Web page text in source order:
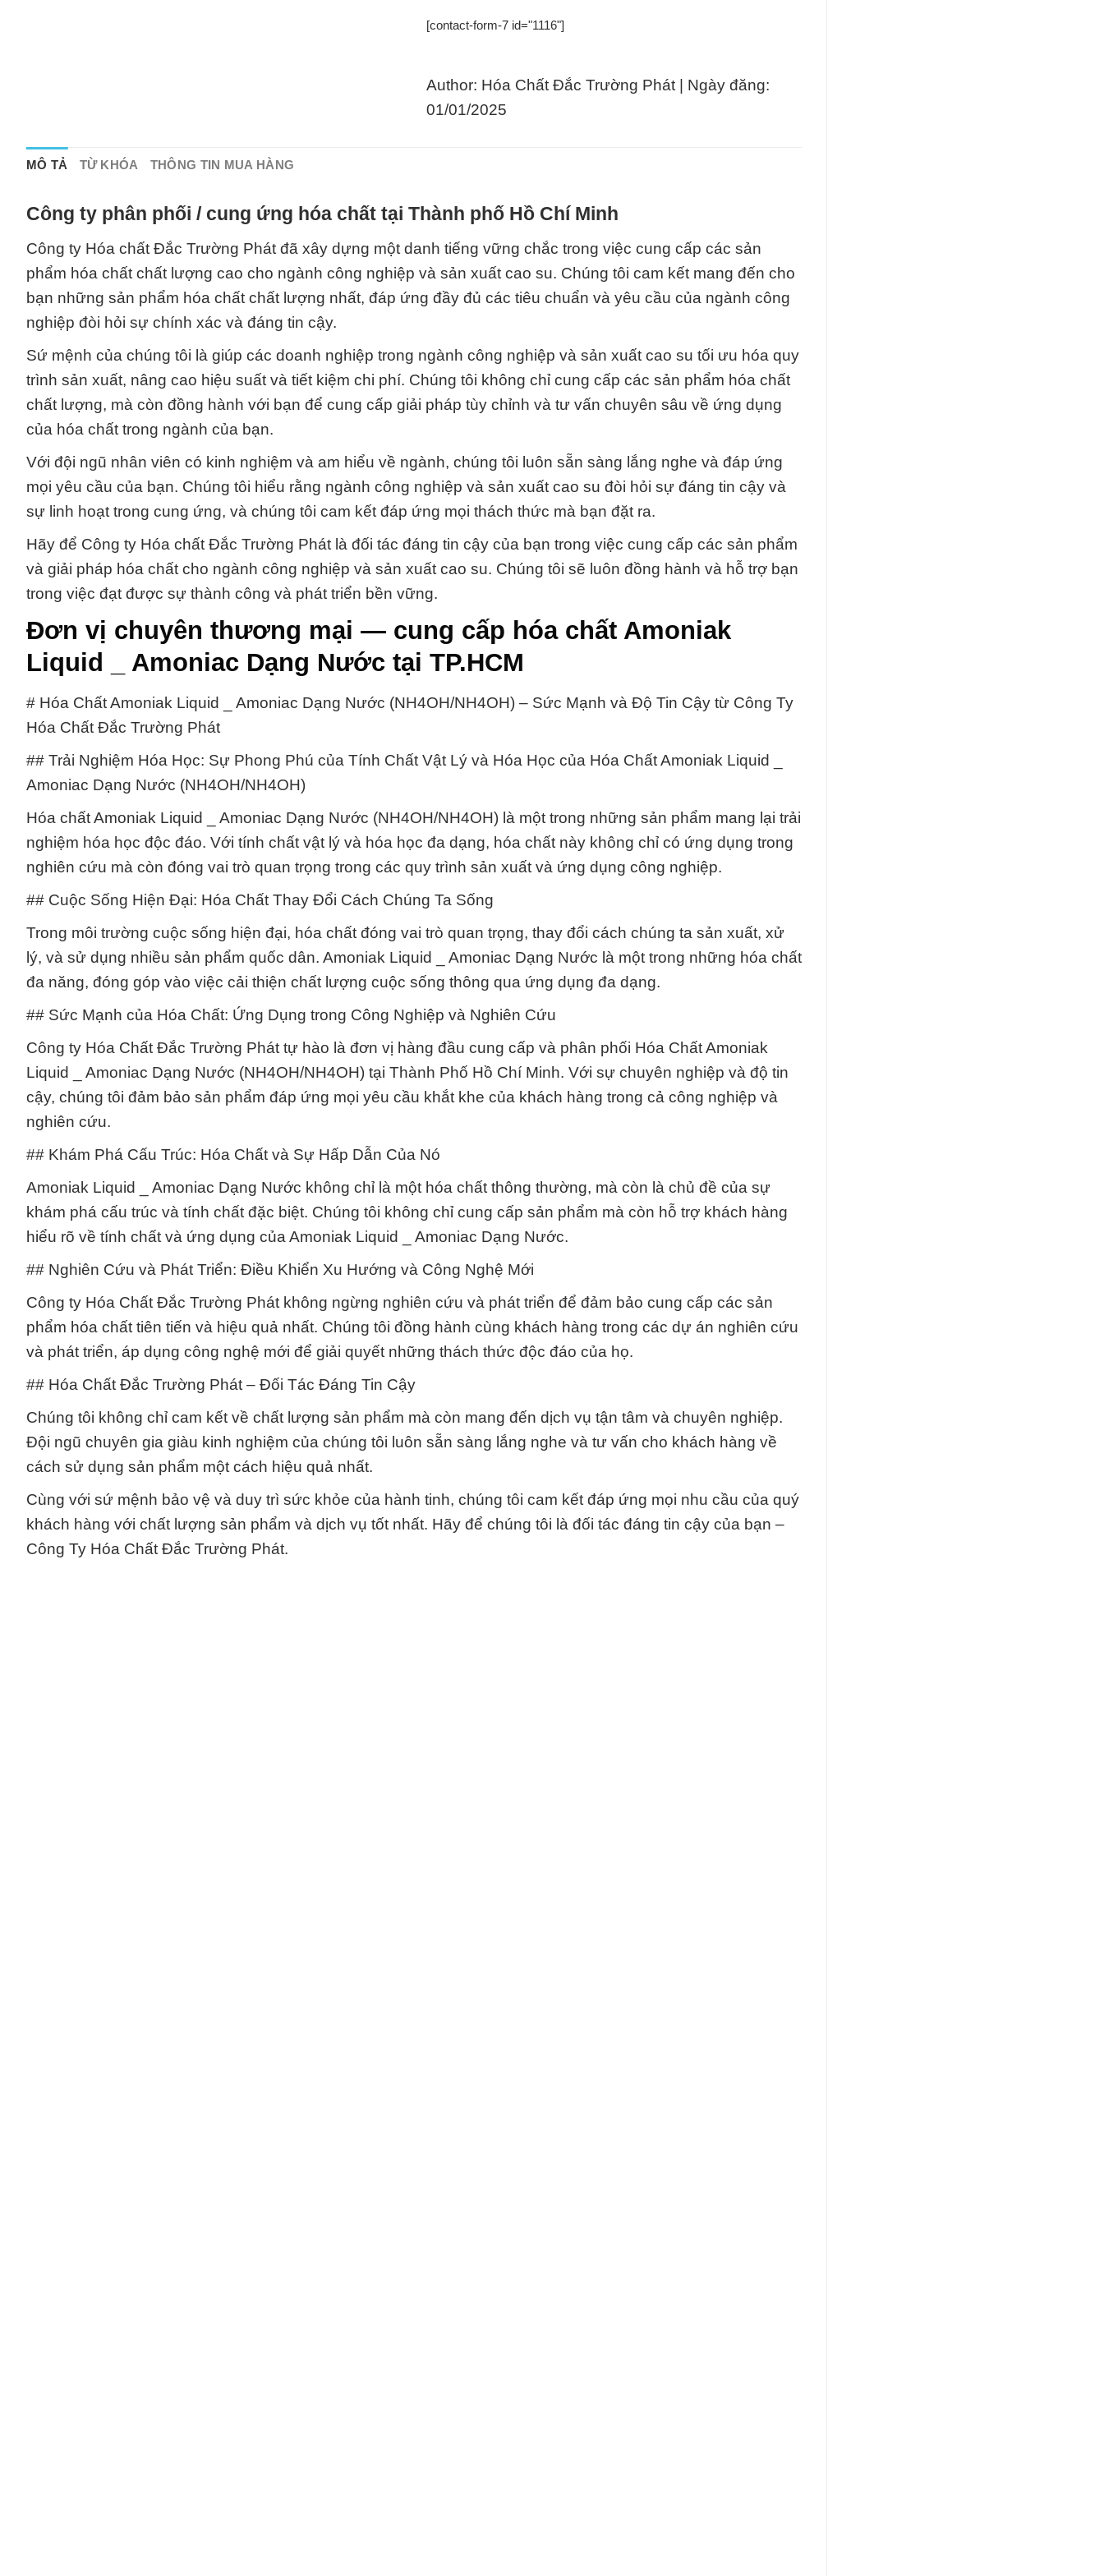
[contact-form-7 id="1116"]
Author: Hóa Chất Đắc Trường Phát | Ngày đăng:
01/01/2025
MÔ TẢ TỪ KHÓA THÔNG TIN MUA HÀNG
Công ty phân phối / cung ứng hóa chất tại Thành phố Hồ Chí Minh
Công ty Hóa chất Đắc Trường Phát đã xây dựng một danh tiếng vững chắc trong việc cung cấp các sản
phẩm hóa chất chất lượng cao cho ngành công nghiệp và sản xuất cao su. Chúng tôi cam kết mang đến cho
bạn những sản phẩm hóa chất chất lượng nhất, đáp ứng đầy đủ các tiêu chuẩn và yêu cầu của ngành công
nghiệp đòi hỏi sự chính xác và đáng tin cậy.
Sứ mệnh của chúng tôi là giúp các doanh nghiệp trong ngành công nghiệp và sản xuất cao su tối ưu hóa quy
trình sản xuất, nâng cao hiệu suất và tiết kiệm chi phí. Chúng tôi không chỉ cung cấp các sản phẩm hóa chất
chất lượng, mà còn đồng hành với bạn để cung cấp giải pháp tùy chỉnh và tư vấn chuyên sâu về ứng dụng
của hóa chất trong ngành của bạn.
Với đội ngũ nhân viên có kinh nghiệm và am hiểu về ngành, chúng tôi luôn sẵn sàng lắng nghe và đáp ứng
mọi yêu cầu của bạn. Chúng tôi hiểu rằng ngành công nghiệp và sản xuất cao su đòi hỏi sự đáng tin cậy và
sự linh hoạt trong cung ứng, và chúng tôi cam kết đáp ứng mọi thách thức mà bạn đặt ra.
Hãy để Công ty Hóa chất Đắc Trường Phát là đối tác đáng tin cậy của bạn trong việc cung cấp các sản phẩm
và giải pháp hóa chất cho ngành công nghiệp và sản xuất cao su. Chúng tôi sẽ luôn đồng hành và hỗ trợ bạn
trong việc đạt được sự thành công và phát triển bền vững.
Đơn vị chuyên thương mại — cung cấp hóa chất Amoniak
Liquid _ Amoniac Dạng Nước tại TP.HCM
# Hóa Chất Amoniak Liquid _ Amoniac Dạng Nước (NH4OH/NH4OH) – Sức Mạnh và Độ Tin Cậy từ Công Ty
Hóa Chất Đắc Trường Phát
## Trải Nghiệm Hóa Học: Sự Phong Phú của Tính Chất Vật Lý và Hóa Học của Hóa Chất Amoniak Liquid _
Amoniac Dạng Nước (NH4OH/NH4OH)
Hóa chất Amoniak Liquid _ Amoniac Dạng Nước (NH4OH/NH4OH) là một trong những sản phẩm mang lại trải
nghiệm hóa học độc đáo. Với tính chất vật lý và hóa học đa dạng, hóa chất này không chỉ có ứng dụng trong
nghiên cứu mà còn đóng vai trò quan trọng trong các quy trình sản xuất và ứng dụng công nghiệp.
## Cuộc Sống Hiện Đại: Hóa Chất Thay Đổi Cách Chúng Ta Sống
Trong môi trường cuộc sống hiện đại, hóa chất đóng vai trò quan trọng, thay đổi cách chúng ta sản xuất, xử
lý, và sử dụng nhiều sản phẩm quốc dân. Amoniak Liquid _ Amoniac Dạng Nước là một trong những hóa chất
đa năng, đóng góp vào việc cải thiện chất lượng cuộc sống thông qua ứng dụng đa dạng.
## Sức Mạnh của Hóa Chất: Ứng Dụng trong Công Nghiệp và Nghiên Cứu
Công ty Hóa Chất Đắc Trường Phát tự hào là đơn vị hàng đầu cung cấp và phân phối Hóa Chất Amoniak
Liquid _ Amoniac Dạng Nước (NH4OH/NH4OH) tại Thành Phố Hồ Chí Minh. Với sự chuyên nghiệp và độ tin
cậy, chúng tôi đảm bảo sản phẩm đáp ứng mọi yêu cầu khắt khe của khách hàng trong cả công nghiệp và
nghiên cứu.
## Khám Phá Cấu Trúc: Hóa Chất và Sự Hấp Dẫn Của Nó
Amoniak Liquid _ Amoniac Dạng Nước không chỉ là một hóa chất thông thường, mà còn là chủ đề của sự
khám phá cấu trúc và tính chất đặc biệt. Chúng tôi không chỉ cung cấp sản phẩm mà còn hỗ trợ khách hàng
hiểu rõ về tính chất và ứng dụng của Amoniak Liquid _ Amoniac Dạng Nước.
## Nghiên Cứu và Phát Triển: Điều Khiển Xu Hướng và Công Nghệ Mới
Công ty Hóa Chất Đắc Trường Phát không ngừng nghiên cứu và phát triển để đảm bảo cung cấp các sản
phẩm hóa chất tiên tiến và hiệu quả nhất. Chúng tôi đồng hành cùng khách hàng trong các dự án nghiên cứu
và phát triển, áp dụng công nghệ mới để giải quyết những thách thức độc đáo của họ.
## Hóa Chất Đắc Trường Phát – Đối Tác Đáng Tin Cậy
Chúng tôi không chỉ cam kết về chất lượng sản phẩm mà còn mang đến dịch vụ tận tâm và chuyên nghiệp.
Đội ngũ chuyên gia giàu kinh nghiệm của chúng tôi luôn sẵn sàng lắng nghe và tư vấn cho khách hàng về
cách sử dụng sản phẩm một cách hiệu quả nhất.
Cùng với sứ mệnh bảo vệ và duy trì sức khỏe của hành tinh, chúng tôi cam kết đáp ứng mọi nhu cầu của quý
khách hàng với chất lượng sản phẩm và dịch vụ tốt nhất. Hãy để chúng tôi là đối tác đáng tin cậy của bạn –
Công Ty Hóa Chất Đắc Trường Phát.